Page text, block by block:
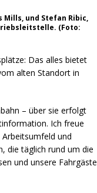
und Stefan Ribic,
(Foto:
Das alles bietet
alten Standort in
– über sie erfolgt
Ich freue
und
die täglich rund um die
und unsere Fahrgäste